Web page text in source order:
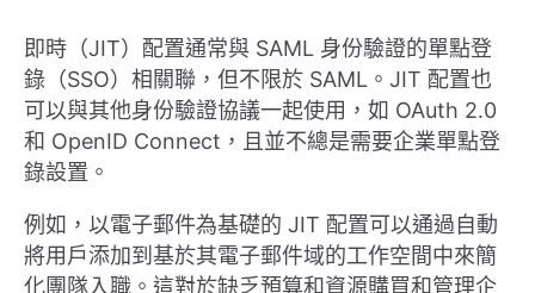
即時（JIT）配置通常與 SAML 身份驗證的單點登
錄（SSO）相關聯，但不限於 SAML。JIT 配置也
可以與其他身份驗證協議一起使用，如 OAuth 2.0
和 OpenID Connect，且並不總是需要企業單點登
錄設置。
例如，以電子郵件為基礎的 JIT 配置可以通過自動
將用戶添加到基於其電子郵件域的工作空間中來簡
化團隊入職。這對於缺乏預算和資源購買和管理企